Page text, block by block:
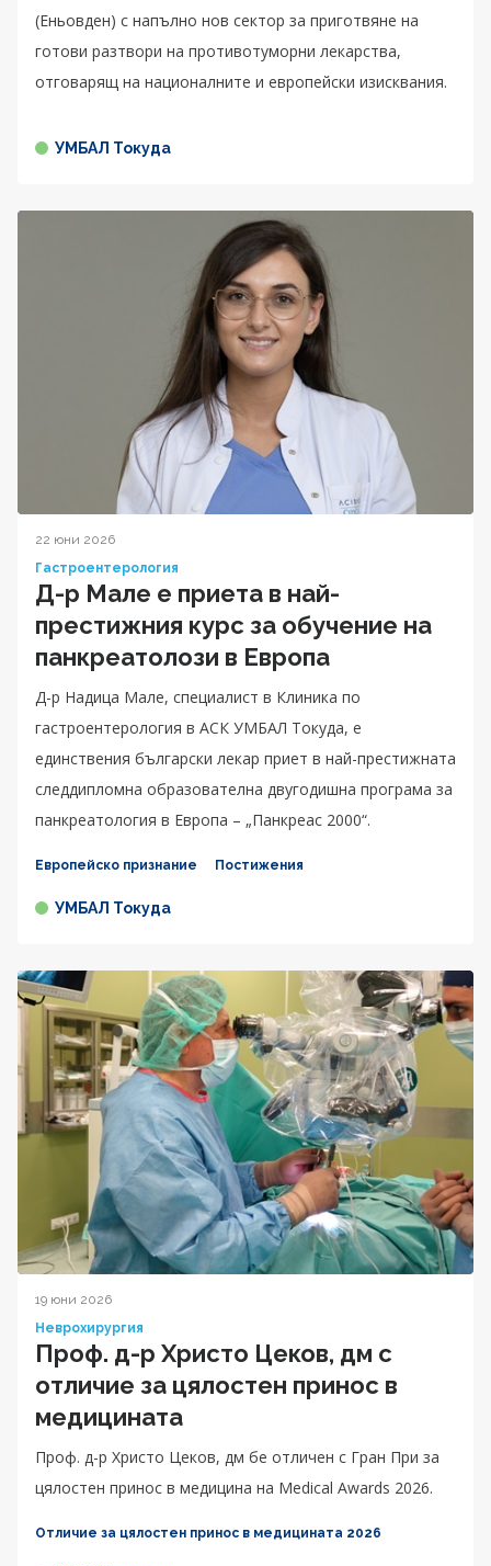
(Еньовден) с напълно нов сектор за приготвяне на
готови разтвори на противотуморни лекарства,
отговарящ на националните и европейски изисквания.
УМБАЛ Токуда
22 юни 2026
Гастроентерология
Д-р Мале е приета в най-
престижния курс за обучение на
панкреатолози в Европа
Д-р Надица Мале, специалист в Клиника по
гастроентерология в АСК УМБАЛ Токуда, е
единствения български лекар приет в най-престижната
следдипломна образователна двугодишна програма за
панкреатология в Европа – „Панкреас 2000“.
Европейско признание Постижения
УМБАЛ Токуда
19 юни 2026
Неврохирургия
Проф. д-р Христо Цеков, дм с
отличие за цялостен принос в
медицината
Проф. д-р Христо Цеков, дм бе отличен с Гран При за
цялостен принос в медицина на Medical Awards 2026.
Отличие за цялостен принос в медицината 2026